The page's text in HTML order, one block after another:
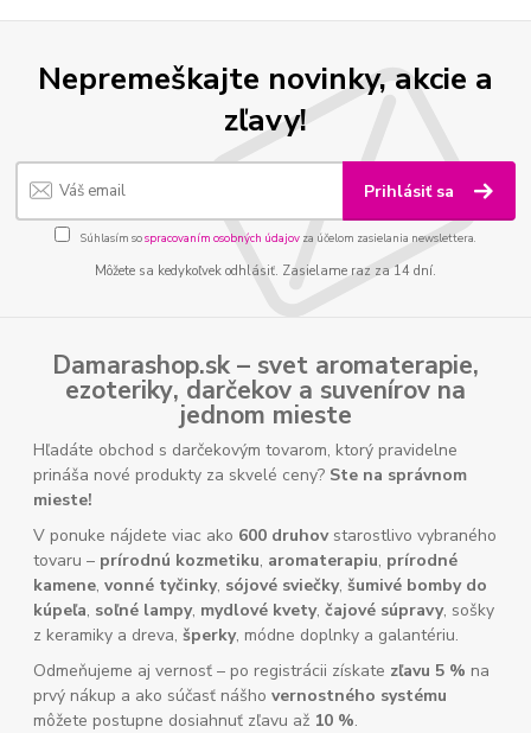
Nepremeškajte novinky, akcie a
zľavy!
Prihlásiť sa
Súhlasím sospracovaním osobných údajov za účelom zasielania newslettera.
Môžete sa kedykoľvek odhlásiť. Zasielame raz za 14 dní.
Damarashop.sk – svet aromaterapie,
ezoteriky, darčekov a suvenírov na
jednom mieste
Hľadáte obchod s darčekovým tovarom, ktorý pravidelne
prináša nové produkty za skvelé ceny? Ste na správnom
mieste!
V ponuke nájdete viac ako 600 druhovstarostlivo vybraného
tovaru – prírodnú kozmetiku, aromaterapiu, prírodné
kamene,vonné tyčinky, sójové sviečky,šumivé bomby do
kúpeľa, soľné lampy, mydlové kvety,čajové súpravy, sošky
z keramiky a dreva,šperky, módne doplnky a galantériu.
Odmeňujeme aj vernosť – po registrácii získate zľavu 5 % na
prvý nákup a ako súčasť nášhovernostného systému
môžete postupne dosiahnuť zľavu až 10 %.